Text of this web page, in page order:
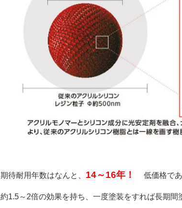
期待耐用年数はなんと、 14～16年 ！ 低価格で
約1.5～2倍の効果を持ち、一度塗装をすれば長期間